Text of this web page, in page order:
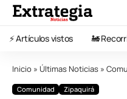
⚡️ Artículos vistos 🚂
Inicio » Últimas Noticias »
Comunidad Zipaquirá